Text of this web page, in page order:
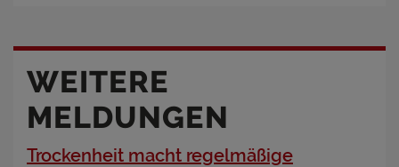
WEITERE
MELDUNGEN
Trockenheit macht regelmäßige